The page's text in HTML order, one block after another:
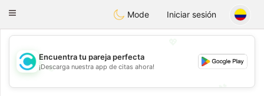
olombiaCitas
Toggle
Mode Iniciar sesión
💖
💕
Encuentra tu pareja perfecta
¡Descarga nuestra app de citas ahora!